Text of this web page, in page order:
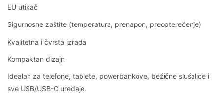
EU utikač
Sigurnosne zaštite (temperatura, prenapon, preopterećenje)
Kvalitetna i čvrsta izrada
Kompaktan dizajn
Idealan za telefone, tablete, powerbankove, bežične slušalice i
sve USB/USB-C uređaje.